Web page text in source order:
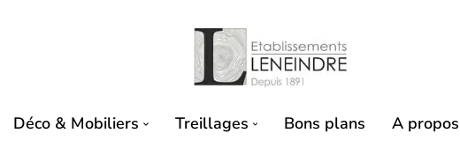
Déco & Mobiliers Treillages Bons plans A propos